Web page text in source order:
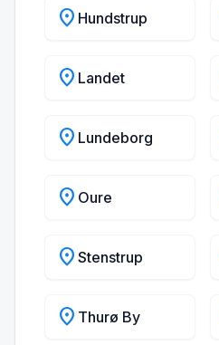
location_on Hundstrup
location_on Landet
location_on Lundeborg
location_on Oure
location_on Stenstrup
location_on Thurø By